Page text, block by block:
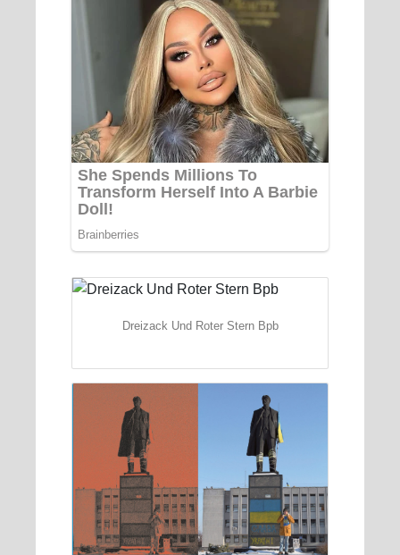
Dreizack Und Roter Stern Bpb